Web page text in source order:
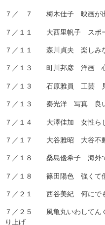
７／ ７ 梅木佳子 映画が出
７／１１ 大西里帆子 スポ
７／１１ 森川貞夫 楽しみ
７／１３ 町川邦彦 洋画 心
７／１３ 石原雅員 工芸
７／１３ 秦光洋 写真 良い
７／１４ 大澤佳加 女性らし
７／１７ 大谷雅昭 大谷不
７／１８ 桑島優希子 海外
７／１８ 篠田陽色 強くて
７／２１ 西谷美紀 何にで
７／２５ 風亀丸いわしてん
り上げ